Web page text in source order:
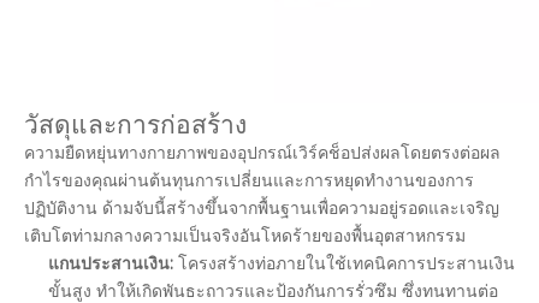
วัสดุและการก่อสร้าง
ความยืดหยุ่นทางกายภาพของอุปกรณ์เวิร์คช็อปส่งผลโดยตรงต่อผล
กำไรของคุณผ่านต้นทุนการเปลี่ยนและการหยุดทำงานของการ
ปฏิบัติงาน ด้ามจับนี้สร้างขึ้นจากพื้นฐานเพื่อความอยู่รอดและเจริญ
เติบโตท่ามกลางความเป็นจริงอันโหดร้ายของพื้นอุตสาหกรรม
แกนประสานเงิน: โครงสร้างท่อภายในใช้เทคนิคการประสานเงิน
ขั้นสูง ทำให้เกิดพันธะถาวรและป้องกันการรั่วซึม ซึ่งทนทานต่อ